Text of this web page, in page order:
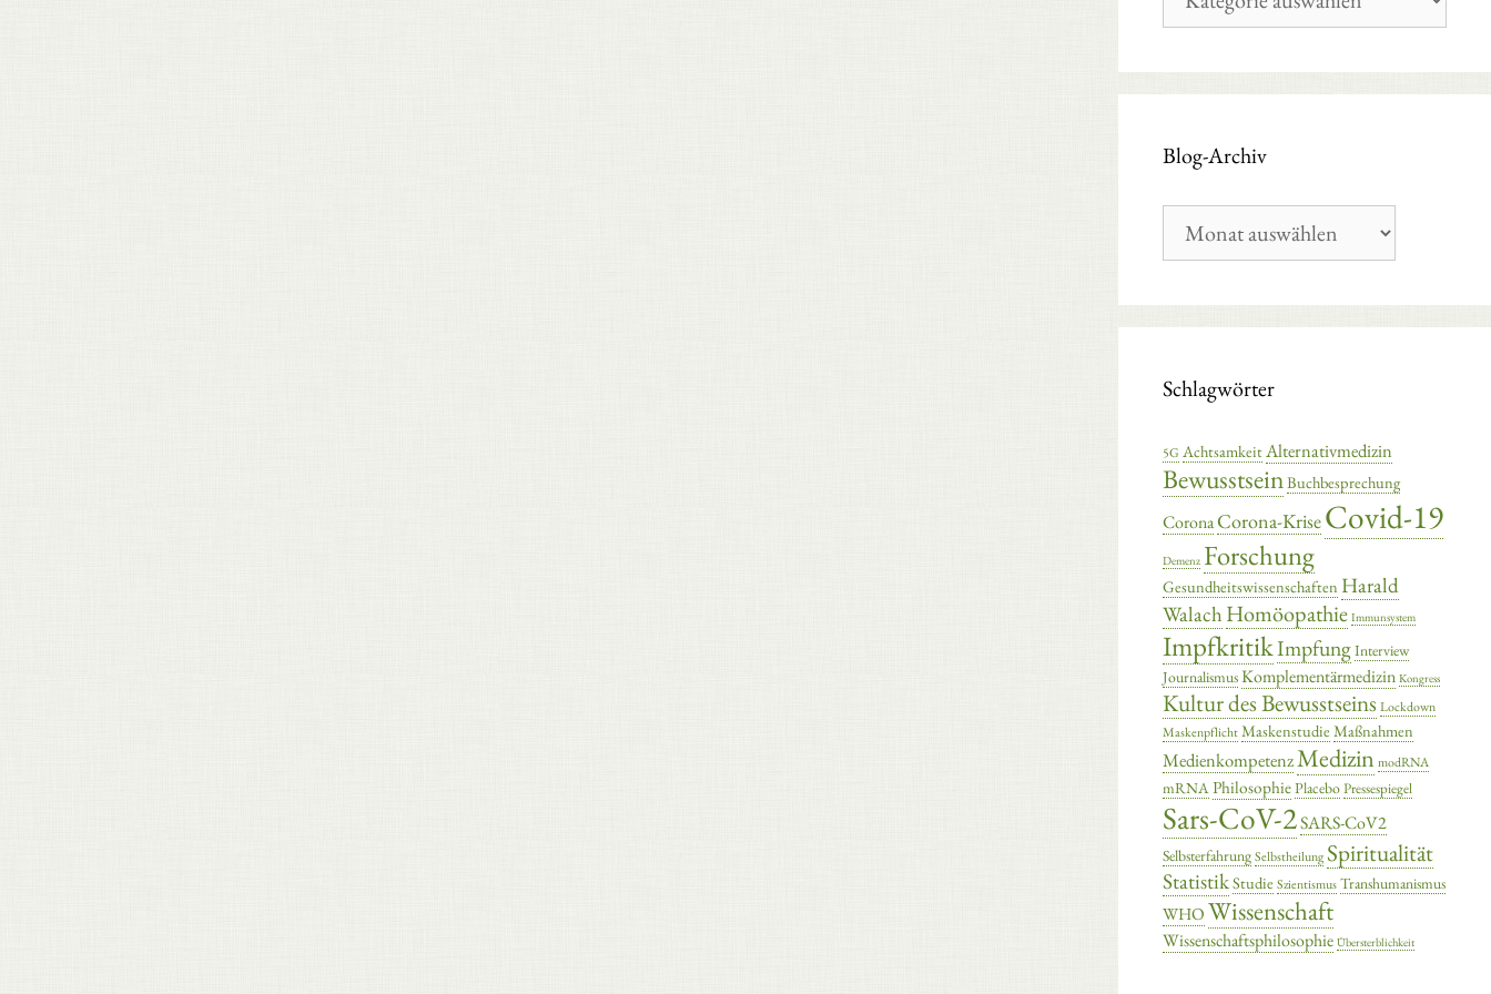
Kategorien
Blog-Archiv
Archiv
Schlagwörter
5G AchtsamkeitAlternativmedizin
BewusstseinBuchbesprechung
CoronaCorona-KriseCovid-19
Demenz Forschung
Gesundheitswissenschaften Harald
Walach Homöopathie Immunsystem
ImpfkritikImpfungInterview
JournalismusKomplementärmedizin Kongress
Kultur des Bewusstseins Lockdown
MaskenpflichtMaskenstudieMaßnahmen
MedienkompetenzMedizin modRNA
mRNAPhilosophiePlaceboPressespiegel
Sars-CoV-2SARS-CoV2
SelbsterfahrungSelbstheilung Spiritualität
StatistikStudieSzientismusTranshumanismus
WHO Wissenschaft
Wissenschaftsphilosophie Übersterblichkeit